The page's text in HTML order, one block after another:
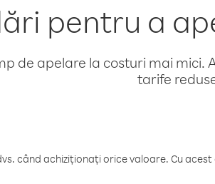
pentru a
de apelare la costuri mai mici.
tarife
când achiziționați orice valoare. Cu